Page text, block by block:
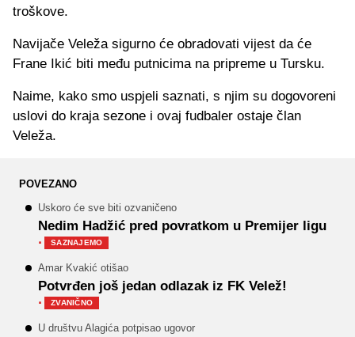
troškove.
Navijače Veleža sigurno će obradovati vijest da će
Frane Ikić biti među putnicima na pripreme u Tursku.
Naime, kako smo uspjeli saznati, s njim su dogovoreni
uslovi do kraja sezone i ovaj fudbaler ostaje član
Veleža.
POVEZANO
Uskoro će sve biti ozvaničeno
Nedim Hadžić pred povratkom u Premijer ligu
· SAZNAJEMO
Amar Kvakić otišao
Potvrđen još jedan odlazak iz FK Velež!
· ZVANIČNO
U društvu Alagića potpisao ugovor